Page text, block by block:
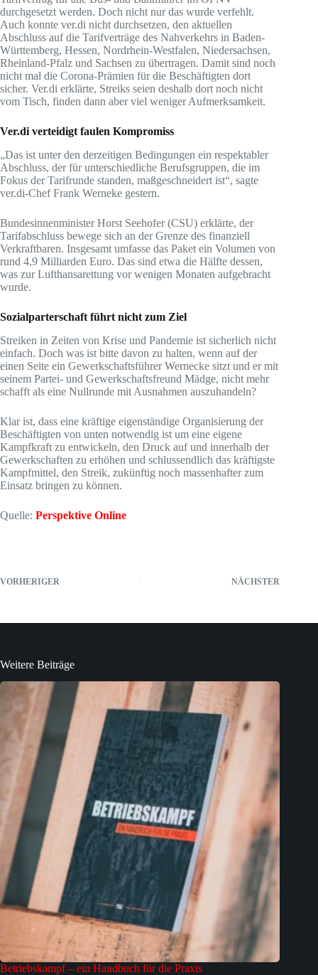
durchgesetzt werden. Doch nicht nur das wurde verfehlt.
Auch konnte ver.di nicht durchsetzen, den aktuellen
Abschluss auf die Tarifverträge des Nahverkehrs in Baden-
Württemberg, Hessen, Nordrhein-Westfalen, Niedersachsen,
Rheinland-Pfalz und Sachsen zu übertragen. Damit sind noch
nicht mal die Corona-Prämien für die Beschäftigten dort
sicher. Ver.di erklärte, Streiks seien deshalb dort noch nicht
vom Tisch, finden dann aber viel weniger Aufmerksamkeit.
Ver.di verteidigt faulen Kompromiss
„Das ist unter den derzeitigen Bedingungen ein respektabler
Abschluss, der für unterschiedliche Berufsgruppen, die im
Fokus der Tarifrunde standen, maßgeschneidert ist“, sagte
ver.di-Chef Frank Werneke gestern.
Bundesinnenminister Horst Seehofer (CSU) erklärte, der
Tarifabschluss bewege sich an der Grenze des finanziell
Verkraftbaren. Insgesamt umfasse das Paket ein Volumen von
rund 4,9 Milliarden Euro. Das sind etwa die Hälfte dessen,
was zur Lufthansarettung vor wenigen Monaten aufgebracht
wurde.
Sozialparterschaft führt nicht zum Ziel
Streiken in Zeiten von Krise und Pandemie ist sicherlich nicht
einfach. Doch was ist bitte davon zu halten, wenn auf der
einen Seite ein Gewerkschaftsführer Wernecke sitzt und er mit
seinem Partei- und Gewerkschaftsfreund Mädge, nicht mehr
schafft als eine Nullrunde mit Ausnahmen auszuhandeln?
Klar ist, dass eine kräftige eigenständige Organisierung der
Beschäftigten von unten notwendig ist um eine eigene
Kampfkraft zu entwickeln, den Druck auf und innerhalb der
Gewerkschaften zu erhöhen und schlussendlich das kräftigste
Kampfmittel, den Streik, zukünftig noch massenhafter zum
Einsatz bringen zu können.
Quelle: Perspektive Online
VORHERIGER NÄCHSTER
Weitere Beiträge
Betriebskampf – ein Handbuch für die Praxis